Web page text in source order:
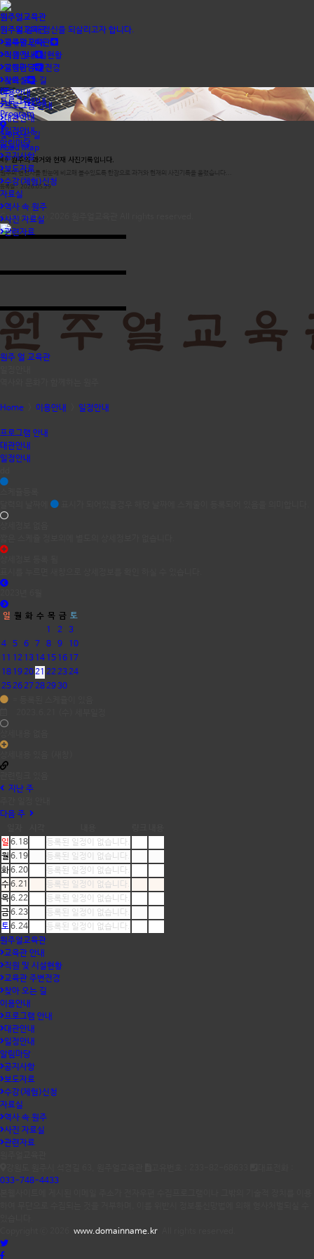
원주얼교육관
원주얼교육관
교육관 안내
직원 및 시설현황
교육관 주변전경
찾아 오는 길
이용안내
프로그램 안내
대관안내
일정안내
알림마당
공지사항
보도자료
수강(체험)신청
자료실
역사 속 원주
사진 자료실
관련자료
원주얼교육관
원주의 얼과 정신을 되살리고자 합니다.
원주얼교육관
이용안내
알림마당
자료실
프로그램안내
Program
찾아오는 길
Road Map
원주의 과거와 현재 사진기록입니다.
원주의 변천사를 한눈에 비교해 볼수있도록 한장으로 과거와 현재의 사진기록을 올렸습니다...
등록일 : 2026.05.29
Copyright ⓒ 2026
원주 얼 교육관
Home 이용안내 일정안내
프로그램 안내
대관안내
일정안내
일 월 화 수 목 금 토
1
2
3
4
5 6 7 8 9
10
11 12 13 14 15 16 17
18 192021 222324
252627 282930
지난 주
다음 주
일 6.18
등록된 일정이 없습니다.
월 6.19
등록된 일정이 없습니다.
화6.20
등록된 일정이 없습니다.
수6.21
등록된 일정이 없습니다.
목6.22
등록된 일정이 없습니다.
금6.23
등록된 일정이 없습니다.
토6.24
등록된 일정이 없습니다.
원주얼교육관
교육관 안내
직원 및 시설현황
교육관 주변전경
찾아 오는 길
이용안내
프로그램 안내
대관안내
일정안내
알림마당
공지사항
보도자료
수강(체험)신청
자료실
역사 속 원주
사진 자료실
관련자료
033-748-4433
www.domainname.kr